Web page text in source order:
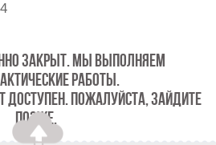
ЗАКРЫТ. МЫ ВЫПОЛНЯЕМ
РАБОТЫ.
ДОСТУПЕН. ПОЖАЛУЙСТА, ЗАЙДИТЕ
ПОЗЖЕ.